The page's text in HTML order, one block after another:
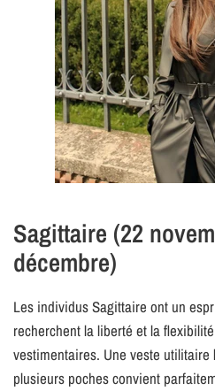
Sagittaire (22
décembre)
Les individus Sagittaire ont un
recherchent la liberté et la
vestimentaires. Une veste utilitaire
plusieurs poches convient